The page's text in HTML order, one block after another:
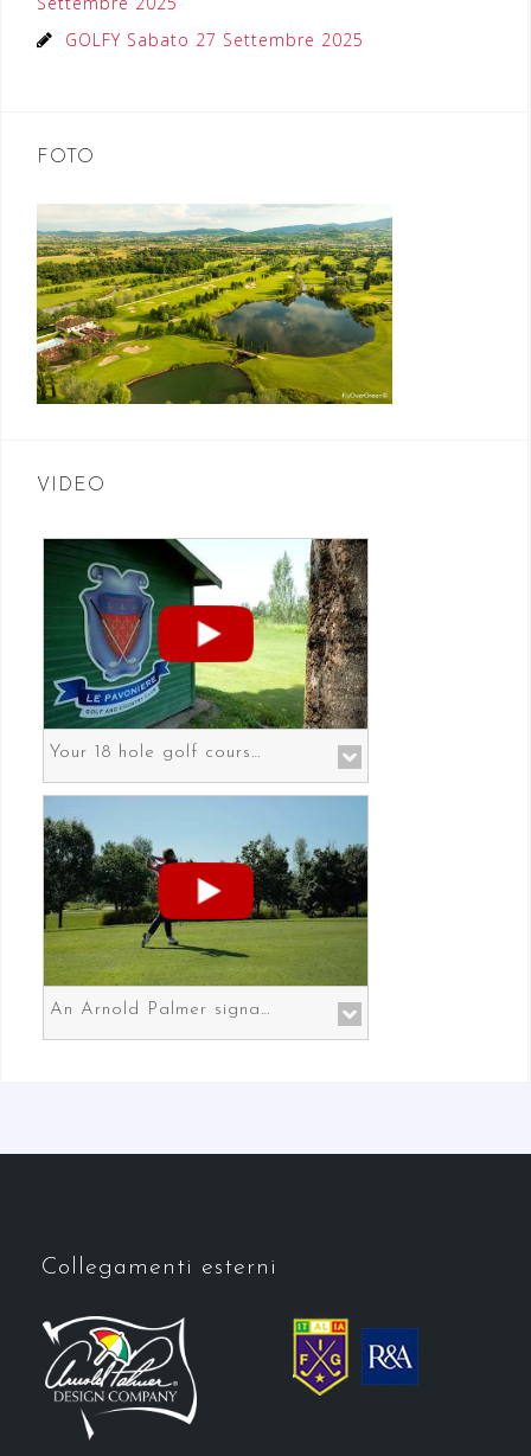
GOLFY Sabato 27 Settembre 2025
FOTO
VIDEO
Your 18 hole golf course in Prato the gateway to Florence
An Arnold Palmer signature course in Prato the gateway to Florence
Collegamenti esterni